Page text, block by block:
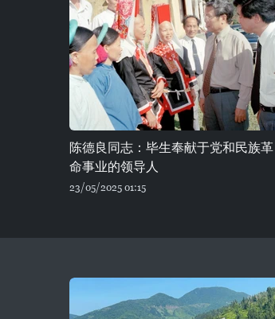
陈德良同志：毕生奉献于党和民族革
命事业的领导人
23/05/2025 01:15